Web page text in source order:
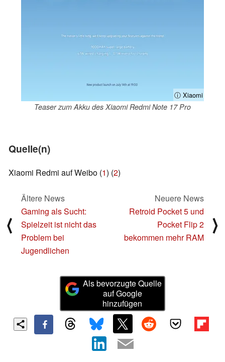
ⓘ Xiaomi
Teaser zum Akku des Xiaomi Redmi Note 17 Pro
Quelle(n)
Xiaomi Redmi auf Weibo (1) (2)
⟨
Ältere News
Gaming als Sucht:
Spielzeit ist nicht das
Problem bei
Jugendlichen
Neuere News
Retroid Pocket 5 und
Pocket Flip 2
bekommen mehr RAM
⟩
Als bevorzugte Quelle
auf Google
hinzufügen